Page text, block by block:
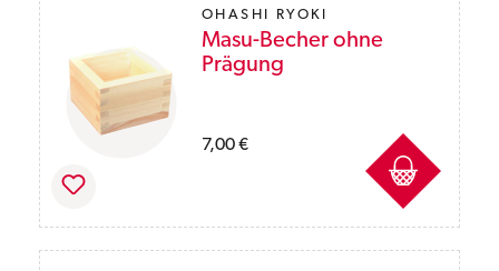
OHASHI RYOKI
Masu-Becher ohne
Prägung
7,00 €
Preise inkl. MwSt. des Lieferlandes zzgl.